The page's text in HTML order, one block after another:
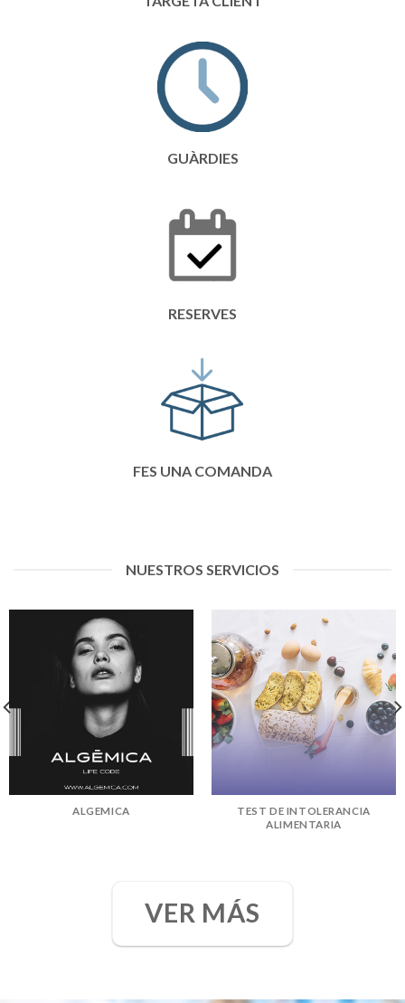
GUÀRDIES
RESERVES
FES UNA COMANDA
NUESTROS SERVICIOS
ALGEMICA
TEST DE INTOLERANCIA
ALIMENTARIA
VER MÁS